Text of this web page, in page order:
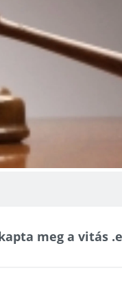
meg a vitás